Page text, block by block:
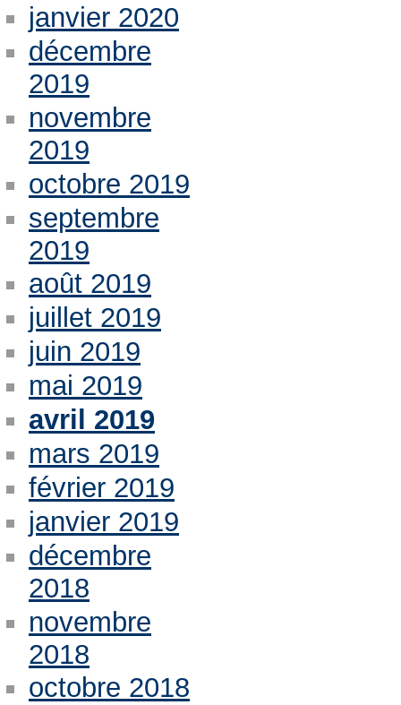
janvier 2020
décembre
2019
novembre
2019
octobre 2019
septembre
2019
août 2019
juillet 2019
juin 2019
mai 2019
avril 2019
mars 2019
février 2019
janvier 2019
décembre
2018
novembre
2018
octobre 2018